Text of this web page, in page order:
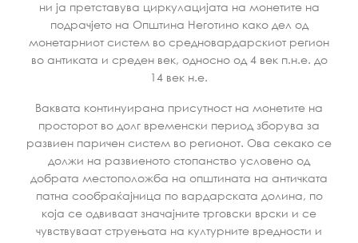
ни ја претставува циркулацијата на монетите на
подрачјето на Општина Неготино како дел од
монетарниот систем во средновардарскиот регион
во антиката и среден век, односно од 4 век п.н.е. до
14 век н.е.
Ваквата континуирана присутност на монетите на
просторот во долг временски период зборува за
развиен паричен систем во регионот. Ова секако се
должи на развиеното стопанство условено од
добрата местоположба на општината на античката
патна сообраќајница по вардарската долина, по
која се одвиваат значајните трговски врски и се
чувствуваат струењата на културните вредности и